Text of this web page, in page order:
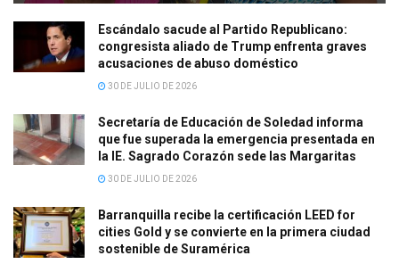
Escándalo sacude al Partido Republicano:
congresista aliado de Trump enfrenta graves
acusaciones de abuso doméstico
30 DE JULIO DE 2026
Secretaría de Educación de Soledad informa
que fue superada la emergencia presentada en
la IE. Sagrado Corazón sede las Margaritas
30 DE JULIO DE 2026
Barranquilla recibe la certificación LEED for
cities Gold y se convierte en la primera ciudad
sostenible de Suramérica